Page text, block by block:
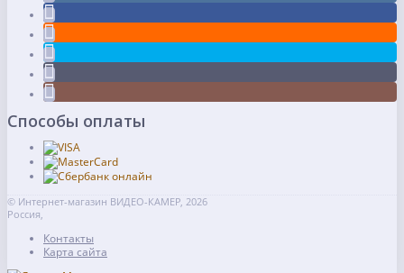
Способы оплаты
© Интернет-магазин ВИДЕО-КАМЕР, 2026
Россия,
Контакты
Карта сайта